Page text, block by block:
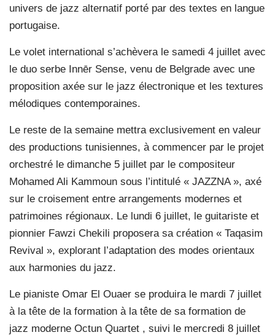
univers de jazz alternatif porté par des textes en langue
portugaise.
Le volet international s’achèvera le samedi 4 juillet avec
le duo serbe Innēr Sense, venu de Belgrade avec une
proposition axée sur le jazz électronique et les textures
mélodiques contemporaines.
Le reste de la semaine mettra exclusivement en valeur
des productions tunisiennes, à commencer par le projet
orchestré le dimanche 5 juillet par le compositeur
Mohamed Ali Kammoun sous l’intitulé « JAZZNA », axé
sur le croisement entre arrangements modernes et
patrimoines régionaux. Le lundi 6 juillet, le guitariste et
pionnier Fawzi Chekili proposera sa création « Taqasim
Revival », explorant l’adaptation des modes orientaux
aux harmonies du jazz.
Le pianiste Omar El Ouaer se produira le mardi 7 juillet
à la tête de la formation à la tête de sa formation de
jazz moderne Octun Quartet , suivi le mercredi 8 juillet